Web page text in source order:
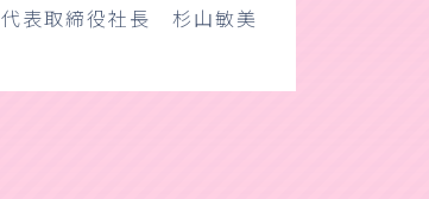
代表取締役社長 杉山敏美